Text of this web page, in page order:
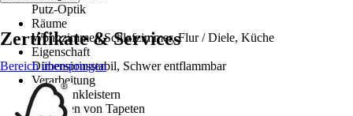
Putz-Optik
Räume
Wohnzimmer, Schlafzimmer, Flur / Diele, Küche
Eigenschaft
Dimensionsstabil, Schwer entflammbar
Verarbeitung
Wand einkleistern
Entfernen von Tapeten
Zertifikate & Services
Bereich überspringen